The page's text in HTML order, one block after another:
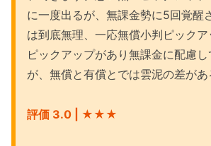
に一度出るが、無課金勢に5回覚醒
は到底無理、一応無償小判ピック
ピックアップがあり無課金に配慮し
が、無償と有償とでは雲泥の差があ
評価 3.0 | ★ ★★